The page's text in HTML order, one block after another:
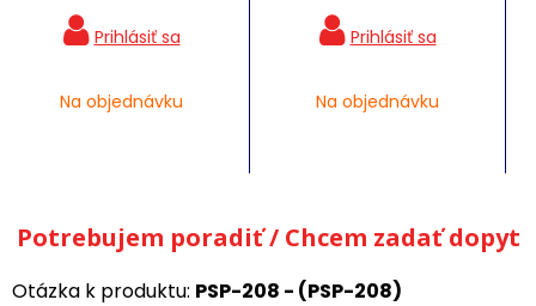
Na objednávku Na objednávku
Potrebujem poradiť / Chcem zadať dopyt
Otázka k produktu: PSP-208 - (PSP-208)